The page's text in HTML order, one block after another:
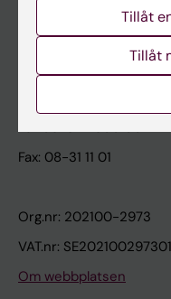
Karolinska Institutet
Karolinska Institutet
Tel: 08-524 800 00
Fax: 08-31 11 01
Org.nr: 202100-2973
VAT.nr: SE202100297301
Om webbplatsen
Tillåt
Tillåt